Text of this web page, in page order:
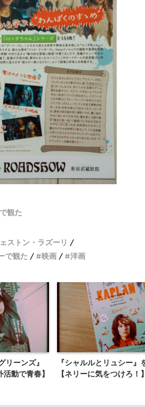
観た
ストン・ラズーリ
で観た
映画 洋画
リーンズ』
動で青春】
『シャルルとリュシー』
【ネリーに気をつけろ！